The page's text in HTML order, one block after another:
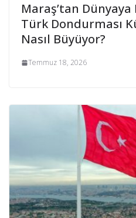
Maraş’tan
Türk Dondurması
Nasıl Büyüyor?
Temmuz 18, 2026